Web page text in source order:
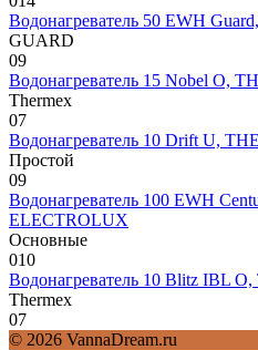
Водонагреватель 50 EWH
GUARD
09
Водонагреватель 15 Nobel O,
Thermex
07
Водонагреватель 10 Drift U,
Простой
09
Водонагреватель 100 EWH
ELECTROLUX
Основные
010
Водонагреватель 10 Blitz IBL
Thermex
07
© 2026 VannaDream.ru